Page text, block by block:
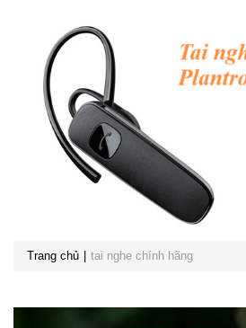
Trang chủ tai nghe chính hãng